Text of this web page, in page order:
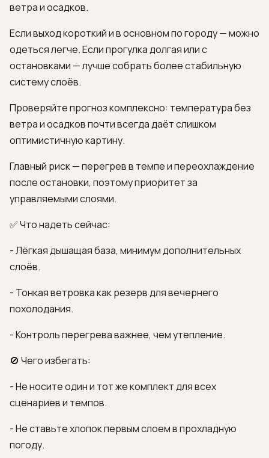
ветра и осадков.
Если выход короткий и в основном по городу — можно
одеться легче. Если прогулка долгая или с
остановками — лучше собрать более стабильную
систему слоёв.
Проверяйте прогноз комплексно: температура без
ветра и осадков почти всегда даёт слишком
оптимистичную картину.
Главный риск — перегрев в темпе и переохлаждение
после остановки, поэтому приоритет за
управляемыми слоями.
✅ Что надеть сейчас:
- Лёгкая дышащая база, минимум дополнительных
слоёв.
- Тонкая ветровка как резерв для вечернего
похолодания.
- Контроль перегрева важнее, чем утепление.
🚫 Чего избегать:
- Не носите один и тот же комплект для всех
сценариев и темпов.
- Не ставьте хлопок первым слоем в прохладную
погоду.